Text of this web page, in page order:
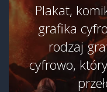
Plakat,
grafika
rodzaj
cyfrowo,